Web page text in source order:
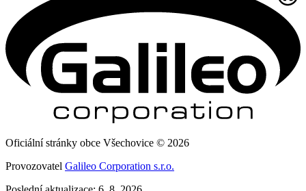
Oficiální stránky obce Všechovice © 2026
Provozovatel Galileo Corporation s.r.o.